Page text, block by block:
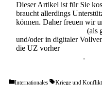
Dieser Artikel ist für Sie
braucht allerdings
können. Daher freuen wir
(als
und/oder in digitaler
die UZ vorher
.
Categories
Internationales Tags
Kriege und